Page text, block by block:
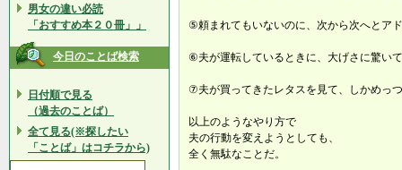
男女の違い必読
「おすすめ本２０冊」」
今日のことば検索
日付順で見る
（過去のことば）
全て見る(※探したい
「ことば」はコチラから)
⑤頼まれてもいないのに、次から次へとア
⑥夫が運転しているときに、大げさに驚い
⑦夫が買ってきたレタスを見て、しかめっ
以上のようなやり方で
夫の行動を変えようとしても、
全く無駄なことだ。